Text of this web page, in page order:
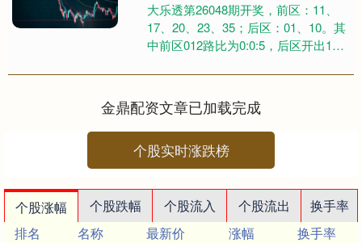
大乐透第26048期开奖，前区：11、
17、20、23、35；后区：01、10。其
中前区012路比为0:0:5，后区开出1路
金鼎配资文章已加载完成
个股实时涨跌榜
个股涨幅 个股跌幅 个股流入 个股流出
换手率
排名
名称 最新价 涨幅
换手率